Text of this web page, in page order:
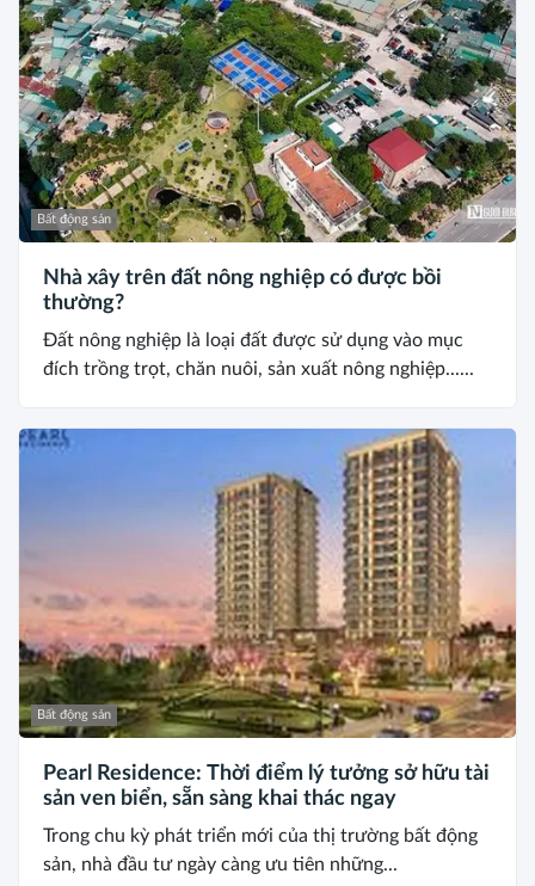
Bất động sản
Nhà xây trên đất nông nghiệp có được bồi
thường?
Đất nông nghiệp là loại đất được sử dụng vào mục
đích trồng trọt, chăn nuôi, sản xuất nông nghiệp......
Bất động sản
Pearl Residence: Thời điểm lý tưởng sở hữu tài
sản ven biển, sẵn sàng khai thác ngay
Trong chu kỳ phát triển mới của thị trường bất động
sản, nhà đầu tư ngày càng ưu tiên những...